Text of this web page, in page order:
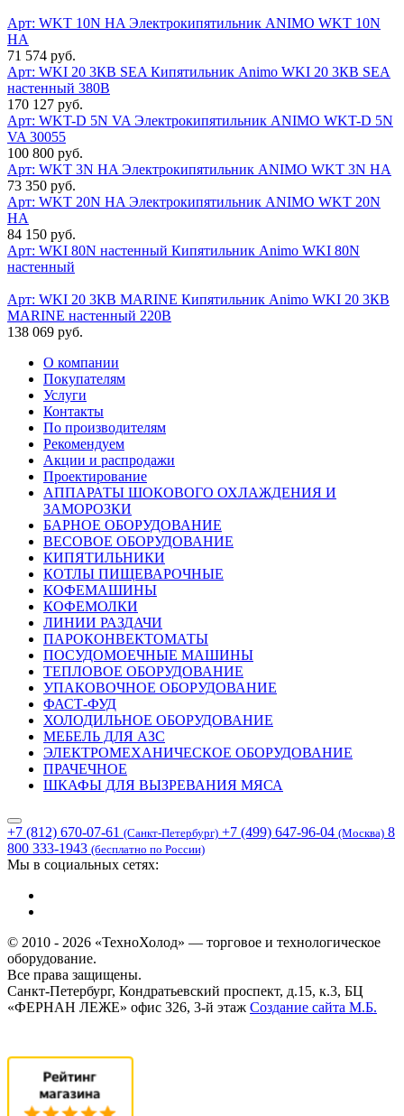
Арт: WKT 10N HA Электрокипятильник ANIMO WKT 10N
HA
71 574 руб.
Арт: WKI 20 3КВ SEA Кипятильник Animo WKI 20 3КВ SEA
настенный 380В
170 127 руб.
Арт: WKT-D 5N VA Электрокипятильник ANIMO WKT-D 5N
VA 30055
100 800 руб.
Арт: WKT 3N HA Электрокипятильник ANIMO WKT 3N HA
73 350 руб.
Арт: WKT 20N HA Электрокипятильник ANIMO WKT 20N
HA
84 150 руб.
Арт: WKI 80N настенный Кипятильник Animo WKI 80N
настенный
Арт: WKI 20 3КВ MARINE Кипятильник Animo WKI 20 3КВ
MARINE настенный 220В
138 069 руб.
О компании
Покупателям
Услуги
Контакты
По производителям
Рекомендуем
Акции и распродажи
Проектирование
АППАРАТЫ ШОКОВОГО ОХЛАЖДЕНИЯ И
ЗАМОРОЗКИ
БАРНОЕ ОБОРУДОВАНИЕ
ВЕСОВОЕ ОБОРУДОВАНИЕ
КИПЯТИЛЬНИКИ
КОТЛЫ ПИЩЕВАРОЧНЫЕ
КОФЕМАШИНЫ
КОФЕМОЛКИ
ЛИНИИ РАЗДАЧИ
ПАРОКОНВЕКТОМАТЫ
ПОСУДОМОЕЧНЫЕ МАШИНЫ
ТЕПЛОВОЕ ОБОРУДОВАНИЕ
УПАКОВОЧНОЕ ОБОРУДОВАНИЕ
ФАСТ-ФУД
ХОЛОДИЛЬНОЕ ОБОРУДОВАНИЕ
МЕБЕЛЬ ДЛЯ АЗС
ЭЛЕКТРОМЕХАНИЧЕСКОЕ ОБОРУДОВАНИЕ
ПРАЧЕЧНОЕ
ШКАФЫ ДЛЯ ВЫЗРЕВАНИЯ МЯСА
+7 (812) 670-07-61 (Санкт-Петербург) +7 (499) 647-96-04 (Москва) 8
800 333-1943 (бесплатно по России)
Мы в социальных сетях:
© 2010 - 2026 «ТехноХолод» — торговое и технологическое
оборудование.
Все права защищены.
Санкт-Петербург, Кондратьевский проспект, д.15, к.3, БЦ
«ФЕРНАН ЛЕЖЕ» офис 326, 3-й этаж Создание сайта М.Б.